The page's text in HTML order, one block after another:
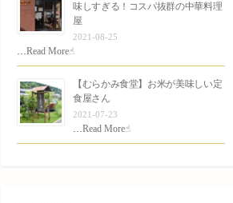
味しすぎる！コスパ抜群の中華料理
屋
2021-08-25
…Read More☝︎
【むらかみ食堂】お米が美味しい定
食屋さん
2021-07-23
…Read More☝︎